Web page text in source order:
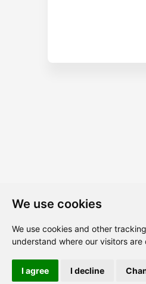
We use cookies
We use cookies and other
understand where our visitors are
I agree I decline